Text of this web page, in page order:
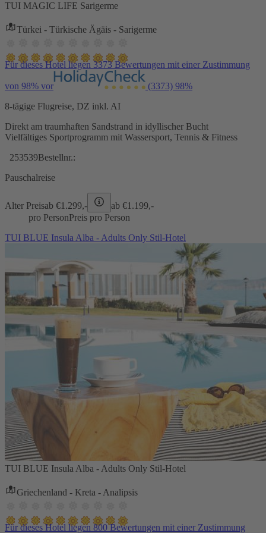
TUI MAGIC LIFE Sarigerme
Türkei - Türkische Ägäis - Sarigerme
Für dieses Hotel liegen 3373 Bewertungen mit einer Zustimmung
von 98% vor (3373) 98%
8-tägige Flugreise, DZ inkl. AI
Direkt am traumhaften Sandstrand in idyllischer Bucht
Vielfältiges Sportprogramm mit Wassersport, Tennis & Fitness
253539Bestellnr.:
Pauschalreise
Alter Preisab €1.299,- ab €1.199,-
pro PersonPreis pro Person
TUI BLUE Insula Alba - Adults Only Stil-Hotel
TUI BLUE Insula Alba - Adults Only Stil-Hotel
Griechenland - Kreta - Analipsis
Für dieses Hotel liegen 800 Bewertungen mit einer Zustimmung